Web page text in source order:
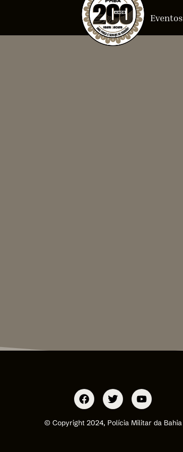
Eventos
© Copyright 2024, Polícia Militar da Bahia